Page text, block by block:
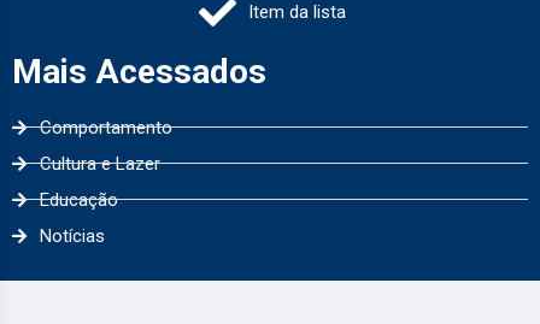
Item da lista
Mais Acessados
Comportamento
Cultura e Lazer
Educação
Notícias